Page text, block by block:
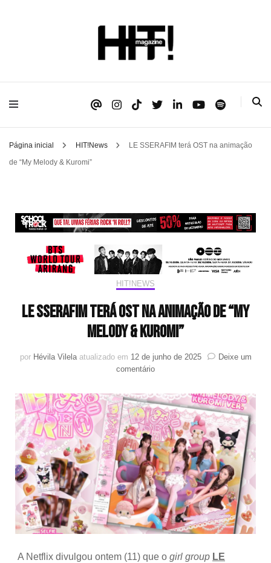
HIT!Magazine
Página inicial HIT!News
LE SSERAFIM terá OST na animação
de “My Melody & Kuromi”
HIT!NEWS
LE SSERAFIM terá OST na animação de “My
Melody & Kuromi”
por Hévila Vilela atualizado em 12 de junho de 2025
Deixe um
comentárioem
SSERAFIM
terá
OST
na
animação
de
“My
Melody
&
Kuromi”
A Netflix divulgou ontem (11) que o girl group LE